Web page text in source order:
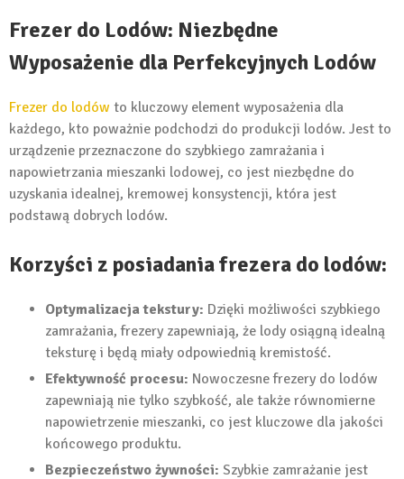
Frezer do Lodów: Niezbędne
Wyposażenie dla Perfekcyjnych Lodów
Frezer do lodów to kluczowy element wyposażenia dla
każdego, kto poważnie podchodzi do produkcji lodów. Jest to
urządzenie przeznaczone do szybkiego zamrażania i
napowietrzania mieszanki lodowej, co jest niezbędne do
uzyskania idealnej, kremowej konsystencji, która jest
podstawą dobrych lodów.
Korzyści z posiadania frezera do lodów:
Optymalizacja tekstury: Dzięki możliwości szybkiego
zamrażania, frezery zapewniają, że lody osiągną idealną
teksturę i będą miały odpowiednią kremistość.
Efektywność procesu: Nowoczesne frezery do lodów
zapewniają nie tylko szybkość, ale także równomierne
napowietrzenie mieszanki, co jest kluczowe dla jakości
końcowego produktu.
Bezpieczeństwo żywności: Szybkie zamrażanie jest